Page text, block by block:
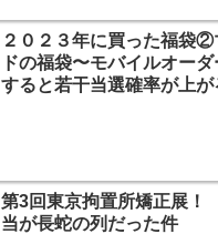
２０２３年に買った福袋②
ドの福袋〜モバイルオー
すると若干当選確率が上が
第3回東京拘置所矯正展
当が長蛇の列だった件